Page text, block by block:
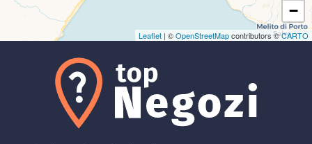
−
Leaflet | ©OpenStreetMapcontributors ©CARTO